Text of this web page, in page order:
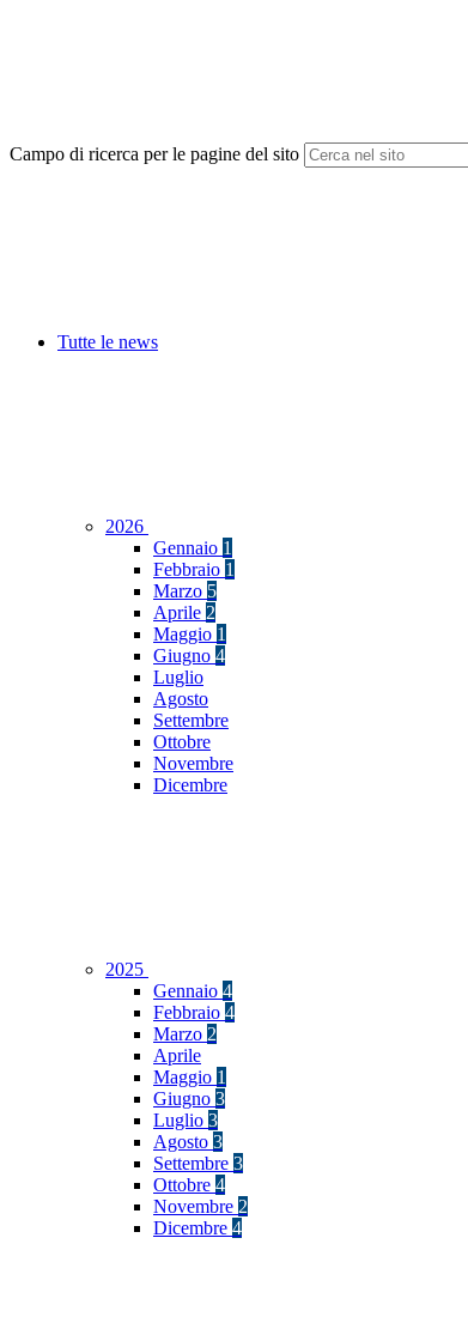
Campo di ricerca per le pagine del sito
Tutte le news
2026
Gennaio 1
Febbraio 1
Marzo 5
Aprile 2
Maggio 1
Giugno 4
Luglio
Agosto
Settembre
Ottobre
Novembre
Dicembre
2025
Gennaio 4
Febbraio 4
Marzo 2
Aprile
Maggio 1
Giugno 3
Luglio 3
Agosto 3
Settembre 3
Ottobre 4
Novembre 2
Dicembre 4